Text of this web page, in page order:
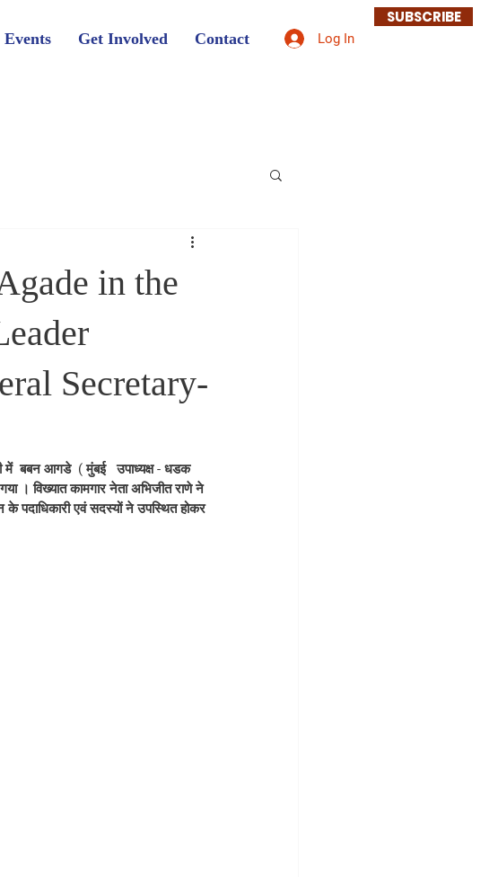
Events Get Involved Contact Log In
SUBSCRIBE
in the
Secretary-
में  बबन आगडे  ( मुंबई   उपाध्यक्ष - धडक
। विख्यात कामगार नेता अभिजीत राणे ने
पदाधिकारी एवं सदस्यों ने उपस्थित होकर